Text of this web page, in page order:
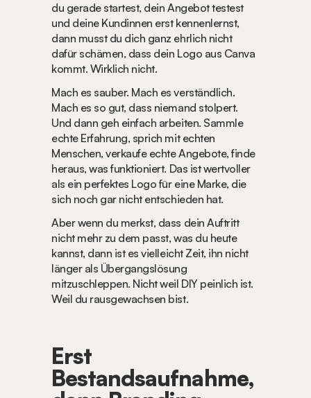
du gerade startest, dein Angebot testest
und deine Kundinnen erst kennenlernst,
dann musst du dich ganz ehrlich nicht
dafür schämen, dass dein Logo aus Canva
kommt. Wirklich nicht.
Mach es sauber. Mach es verständlich.
Mach es so gut, dass niemand stolpert.
Und dann geh einfach arbeiten. Sammle
echte Erfahrung, sprich mit echten
Menschen, verkaufe echte Angebote, finde
heraus, was funktioniert. Das ist wertvoller
als ein perfektes Logo für eine Marke, die
sich noch gar nicht entschieden hat.
Aber wenn du merkst, dass dein Auftritt
nicht mehr zu dem passt, was du heute
kannst, dann ist es vielleicht Zeit, ihn nicht
länger als Übergangslösung
mitzuschleppen. Nicht weil DIY peinlich ist.
Weil du rausgewachsen bist.
Erst
Bestandsaufnahme,